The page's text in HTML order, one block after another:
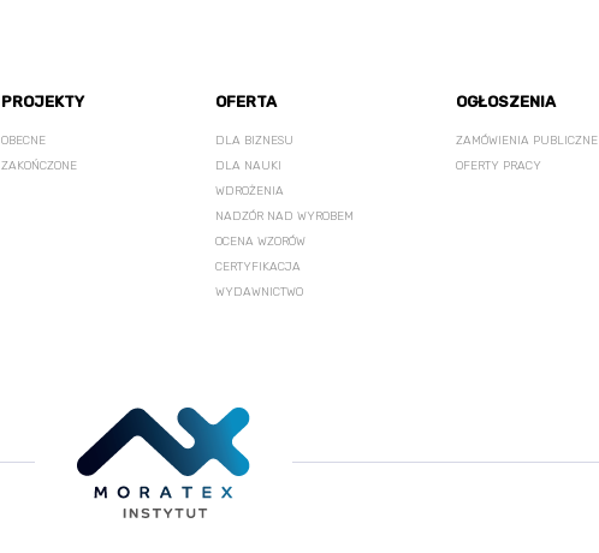
PROJEKTY
OBECNE
ZAKOŃCZONE
OFERTA
DLA BIZNESU
DLA NAUKI
WDROŻENIA
NADZÓR NAD WYROBEM
OCENA WZORÓW
CERTYFIKACJA
WYDAWNICTWO
OGŁOSZENIA
ZAMÓWIENIA PUBLICZNE
OFERTY PRACY